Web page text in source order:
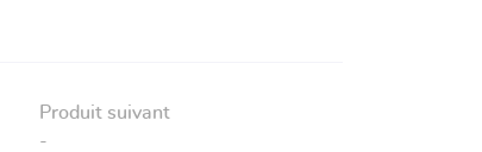
Produit suivant
-